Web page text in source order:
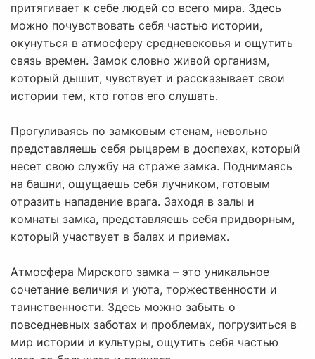
притягивает к себе людей со всего мира. Здесь
можно почувствовать себя частью истории,
окунуться в атмосферу средневековья и ощутить
связь времен. Замок словно живой организм,
который дышит, чувствует и рассказывает свои
истории тем, кто готов его слушать.
Прогуливаясь по замковым стенам, невольно
представляешь себя рыцарем в доспехах, который
несет свою службу на страже замка. Поднимаясь
на башни, ощущаешь себя лучником, готовым
отразить нападение врага. Заходя в залы и
комнаты замка, представляешь себя придворным,
который участвует в балах и приемах.
Атмосфера Мирского замка – это уникальное
сочетание величия и уюта, торжественности и
таинственности. Здесь можно забыть о
повседневных заботах и проблемах, погрузиться в
мир истории и культуры, ощутить себя частью